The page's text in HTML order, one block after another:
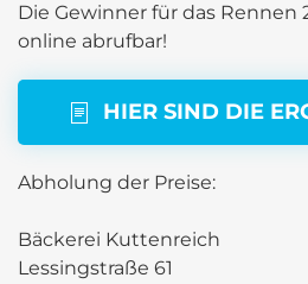
Die Gewinner für das Rennen
online abrufbar!
HIER SIND DIE
Abholung der Preise:
Bäckerei Kuttenreich
Lessingstraße 61